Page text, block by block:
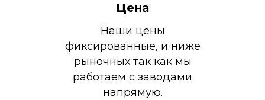
Наши цены
фиксированные, и ниже
рыночных так как мы
работаем с заводами
напрямую.
Цена